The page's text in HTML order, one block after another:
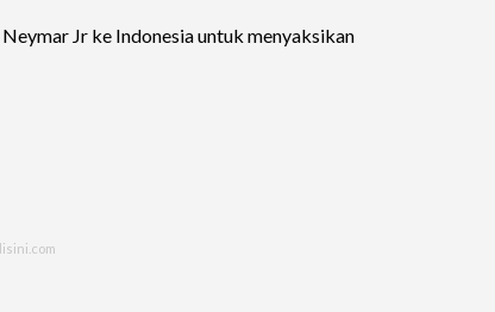
Jr ke Indonesia untuk menyaksikan